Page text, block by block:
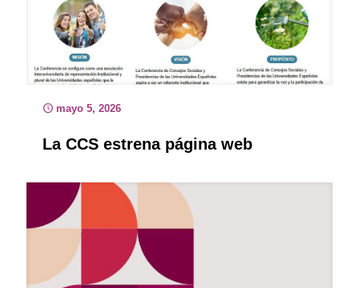
mayo 5, 2026
La CCS estrena página web